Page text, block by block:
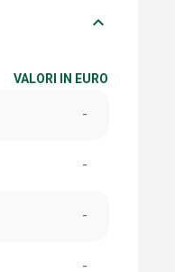
keyboard_arrow_down
VALORI IN EURO
-
-
-
-